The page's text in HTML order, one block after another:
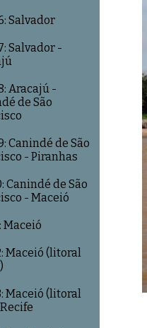
Salvador
Salvador -
Aracajú -
de São
Canindé de São
- Piranhas
Canindé de São
- Maceió
Maceió
Maceió (litoral
Maceió (litoral